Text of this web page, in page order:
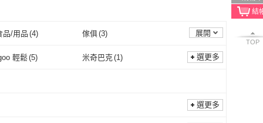
TOP
品/用品 (4) 傢俱(3) 展開
輕鬆(5) 米奇巴克(1) 選更多
選更多